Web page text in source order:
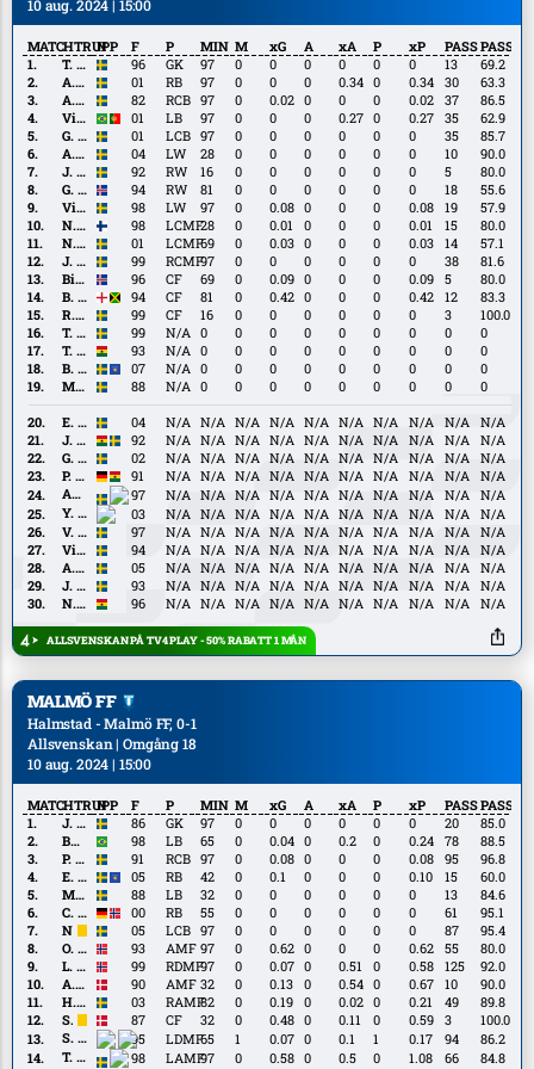
10 aug. 2024 | 15:00
MATCHTRUPP
N F P MIN M xG A xA P xP PASSPASS%
T.
Erlandsson
T. Erlandsson 96 GK 97 0 0 0 0 0 0 13
69.2
A.
Boman
A. Boman 01 RB 97 0 0 0 0.34 0 0.34 30
63.3
A.
Johansson
A. Johansson 82 RCB 97 0 0.02 0 0 0 0.02 37
86.5
Vinícius
Nogueira
Vinícius Nogueira 01 LB 97 0 0 0 0.27 0 0.27 35
62.9
G.
Wallentin
G. Wallentin 01 LCB 97 0 0 0 0 0 0 35
85.7
A.
Ahlstrand
A. Ahlstrand 04 LW 28 0 0 0 0 0 0 10
90.0
J.
Allansson
J. Allansson 92 RW 16 0 0 0 0 0 0 5
80.0
G.
Eyjólfsson
G. Eyjólfsson 94 RW 81 0 0 0 0 0 0 18
55.6
Villiam
Granath
Villiam Granath 98 LW 97 0 0.08 0 0 0 0.08 19
57.9
N.
Mäenpää
N. Mäenpää 98 LCMF28 0 0.01 0 0 0 0.01 15
80.0
N.
Söderberg
N. Söderberg 01 LCMF69 0 0.03 0 0 0 0.03 14
57.1
J.
Svedberg
J. Svedberg 99 RCMF97 0 0 0 0 0 0 38
81.6
Birnir
Snaer
Ingason
Birnir Snaer Ingason 96 CF 69 0 0.09 0 0 0 0.09 5
80.0
B.
Turgott
B. Turgott 94 CF 81 0 0.42 0 0 0 0.42 12
83.3
R.
Wiedesheim-
Paul
R. Wiedesheim-Paul 99 CF 16 0 0 0 0 0 0 3
100.0
T.
Rönning
T. Rönning 99 N/A 0 0 0 0 0 0 0 0
0
T.
Boakye
T. Boakye 93 N/A 0 0 0 0 0 0 0 0
0
B.
Kurtulus
B. Kurtulus 07 N/A 0 0 0 0 0 0 0 0
0
M.
Olsson
M. Olsson 88 N/A 0 0 0 0 0 0 0 0
0
E.
Capocci
Nielsen
E. Capocci Nielsen 04 N/A N/A N/A N/A N/A N/A N/A N/A N/A
N/A
J.
Baffo
J. Baffo 92 N/A N/A N/A N/A N/A N/A N/A N/A N/A
N/A
G.
Friberg
G. Friberg 02 N/A N/A N/A N/A N/A N/A N/A N/A N/A
N/A
P.
Ofosu-
Ayeh
P. Ofosu-Ayeh 91 N/A N/A N/A N/A N/A N/A N/A N/A N/A
N/A
Amir
Al
Ammari
Amir Al Ammari 97 N/A N/A N/A N/A N/A N/A N/A N/A N/A
N/A
Y.
Agnero
Y. Agnero 03 N/A N/A N/A N/A N/A N/A N/A N/A N/A
N/A
V.
Dahlström
V. Dahlström 97 N/A N/A N/A N/A N/A N/A N/A N/A N/A
N/A
Viktor
Granath
Viktor Granath 94 N/A N/A N/A N/A N/A N/A N/A N/A N/A
N/A
A.
Hall
A. Hall 05 N/A N/A N/A N/A N/A N/A N/A N/A N/A
N/A
J.
Westermark
J. Westermark 93 N/A N/A N/A N/A N/A N/A N/A N/A N/A
N/A
N.N. Mohammed 96 N/A N/A N/A N/A N/A N/A N/A N/A N/A N/A
ALLSVENSKAN PÅ TV4 PLAY - 50% RABATT 1 MÅN
MALMÖ FF
Halmstad - Malmö FF, 0-1
Allsvenskan | Omgång 18
10 aug. 2024 | 15:00
MATCHTRUPP
N F P MIN M xG A xA P xP PASSPASS%
J.
Dahlin
J. Dahlin 86 GK 97 0 0 0 0 0 0 20
85.0
Busanello
Busanello 98 LB 65 0 0.04 0 0.2 0 0.24 78
88.5
P.
Jansson
P. Jansson 91 RCB 97 0 0.08 0 0 0 0.08 95
96.8
E.
Makolli
E. Makolli 05 RB 42 0 0.1 0 0 0 0.10 15
60.0
M.
Olsson
M. Olsson 88 LB 32 0 0 0 0 0 0 13
84.6
C.
Rösler
C. Rösler 00 RB 55 0 0 0 0 0 0 61
95.1
N.
Zätterström
N. Zätterström 05 LCB 97 0 0 0 0 0 0 87
95.4
O.
Berg
O. Berg 93 AMF 97 0 0.62 0 0 0 0.62 55
80.0
L.
Berg
Johnsen
L. Berg Johnsen 99 RDMF97 0 0.07 0 0.51 0 0.58 125
92.0
A.
Christiansen
A. Christiansen 90 AMF 32 0 0.13 0 0.54 0 0.67 10
90.0
H.
Bolin
H. Bolin 03 RAMF82 0 0.19 0 0.02 0 0.21 49
89.8
S.
Rieks
S. Rieks 87 CF 32 0 0.48 0 0.11 0 0.59 3
100.0
S.
Peña
S. Peña 95 LDMF65 1 0.07 0 0.1 1 0.17 94
86.2
T. T. Ali 98 LAMF97 0 0.58 0 0.5 0 1.08 66
84.8